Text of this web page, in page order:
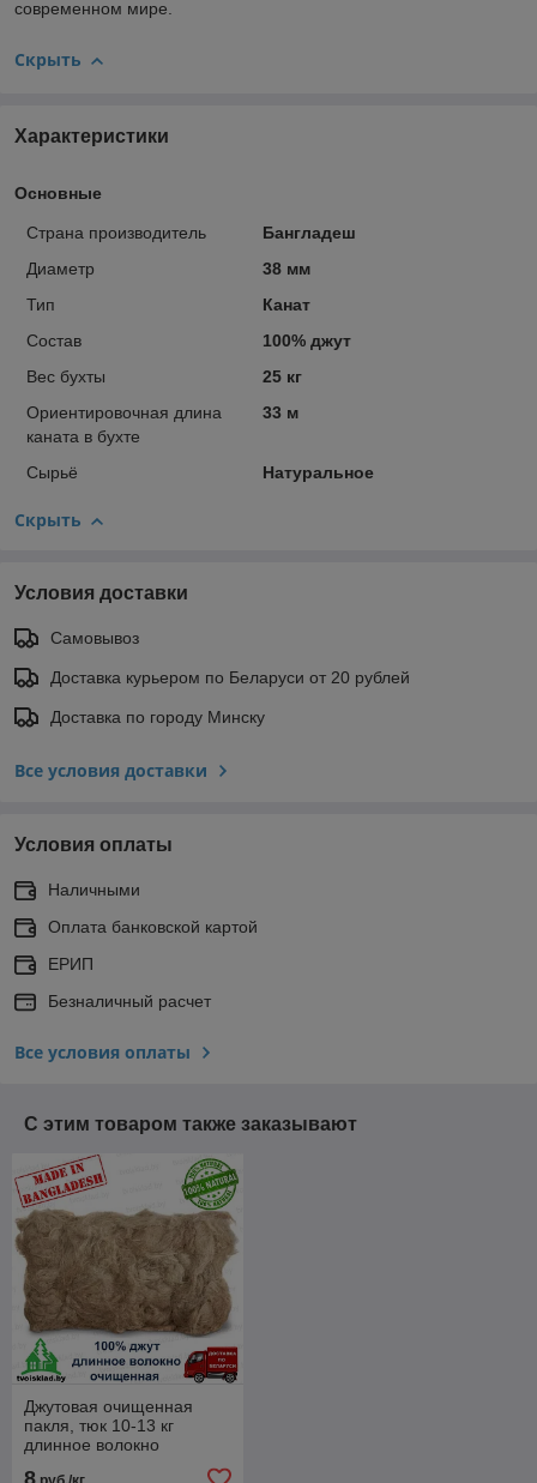
современном мире.
Скрыть
Характеристики
Основные
Страна производитель
Бангладеш
Диаметр
38 мм
Тип
Канат
Состав
100% джут
Вес бухты
25 кг
Ориентировочная длина
каната в бухте
33 м
Сырьё Натуральное
Скрыть
Условия доставки
Самовывоз
Доставка курьером по Беларуси от 20 рублей
Доставка по городу Минску
Все условия доставки
Условия оплаты
Наличными
Оплата банковской картой
ЕРИП
Безналичный расчет
Все условия оплаты
С этим товаром также заказывают
Джутовая очищенная
пакля, тюк 10-13 кг
длинное волокно